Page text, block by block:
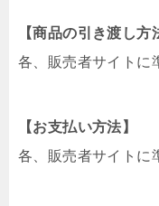
【商品の引き渡し方
各、販売者サイトに
【お支払い方法】
各、販売者サイトに